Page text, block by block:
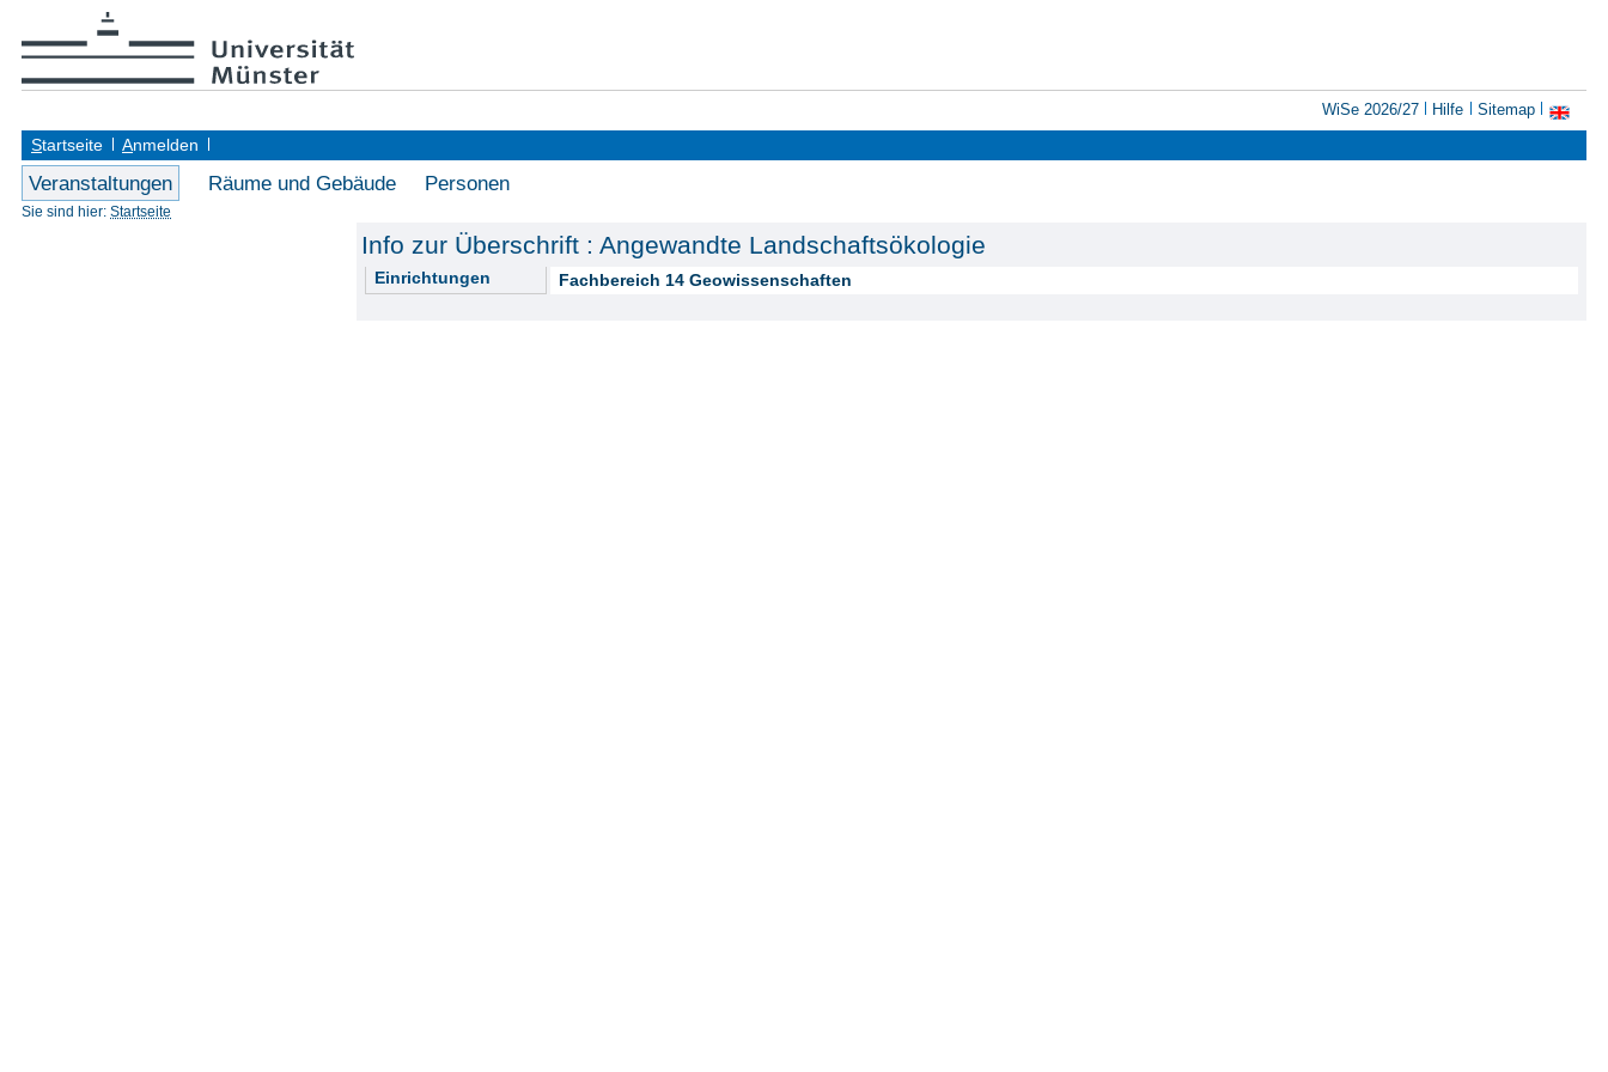
WiSe 2026/27 Hilfe
Sitemap
Startseite Anmelden
Veranstaltungen Räume und Gebäude Personen
Sie sind hier: Startseite
Info zur Überschrift : Angewandte Landschaftsökologie
Einrichtungen Fachbereich 14 Geowissenschaften